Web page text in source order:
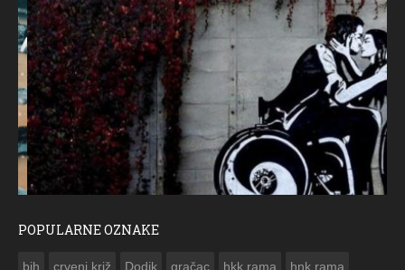
POPULARNE OZNAKE
bih crveni križ Dodik gračac hkk rama hnk rama